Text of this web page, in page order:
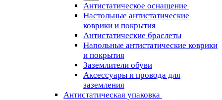
Антистатическое оснащение
Настольные антистатические
коврики и покрытия
Антистатические браслеты
Напольные антистатические коврики
и покрытия
Заземлители обуви
Аксессуары и провода для
заземления
Антистатическая упаковка